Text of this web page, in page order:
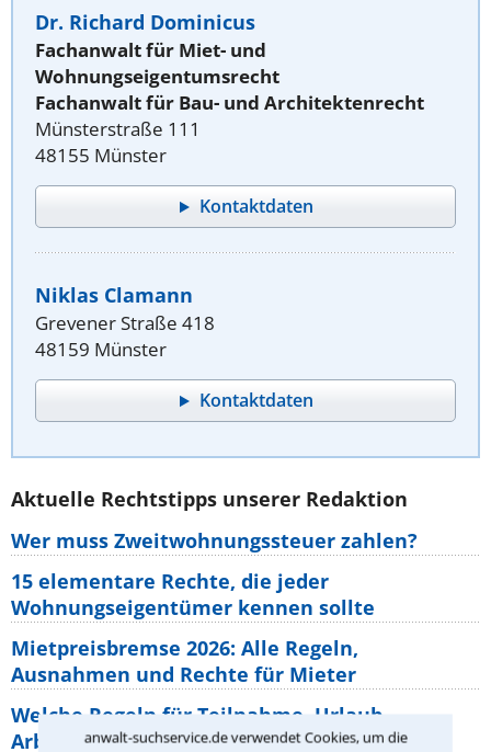
anwalt-suchservice.de verwendet Cookies, um die
Dr. Richard Dominicus
Fachanwalt für Miet- und
Wohnungseigentumsrecht
Fachanwalt für Bau- und Architektenrecht
Münsterstraße 111
48155 Münster
Kontaktdaten
Niklas Clamann
Grevener Straße 418
48159 Münster
Kontaktdaten
Aktuelle Rechtstipps unserer Redaktion
Wer muss Zweitwohnungssteuer zahlen?
15 elementare Rechte, die jeder
Wohnungseigentümer kennen sollte
Mietpreisbremse 2026: Alle Regeln,
Ausnahmen und Rechte für Mieter
Welche Regeln für Teilnahme, Urlaub,
Arbeitszeit gelten beim